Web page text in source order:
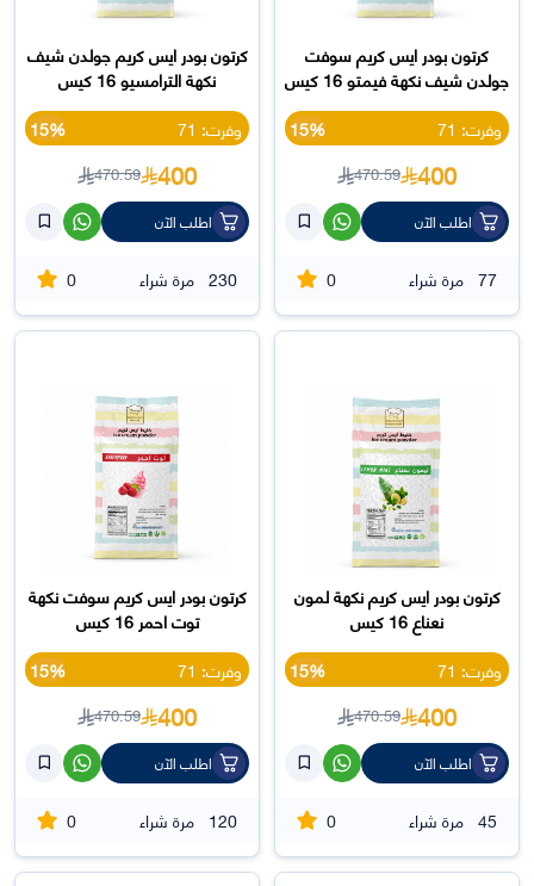
كرتون بودر ايس كريم سوفت
جولدن شيف نكهة فيمتو 16 كيس
وفرت: 71
15%
400
470.59
اطلب الآن
77 مرة شراء 0
كرتون بودر ايس كريم جولدن شيف
نكهة الترامسيو 16 كيس
وفرت: 71
15%
400
470.59
اطلب الآن
230 مرة شراء 0
كرتون بودر ايس كريم نكهة لمون
نعناع 16 كيس
وفرت: 71
15%
400
470.59
اطلب الآن
45 مرة شراء 0
كرتون بودر ايس كريم سوفت نكهة
توت احمر 16 كيس
وفرت: 71
15%
400
470.59
اطلب الآن
120 مرة شراء 0